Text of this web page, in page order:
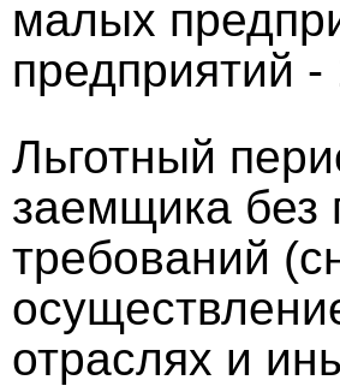
малых
предприятий
Льготный
заемщика без
требований
отраслях и